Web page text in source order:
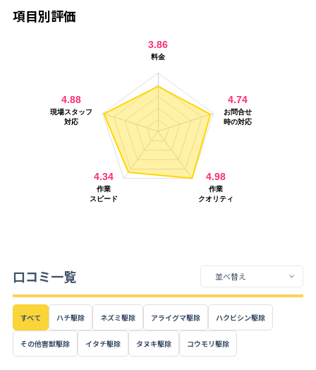
項目別評価
口コミ一覧
すべて ハチ駆除 ネズミ駆除 アライグマ駆除 ハクビシン駆除
その他害獣駆除 イタチ駆除 タヌキ駆除 コウモリ駆除